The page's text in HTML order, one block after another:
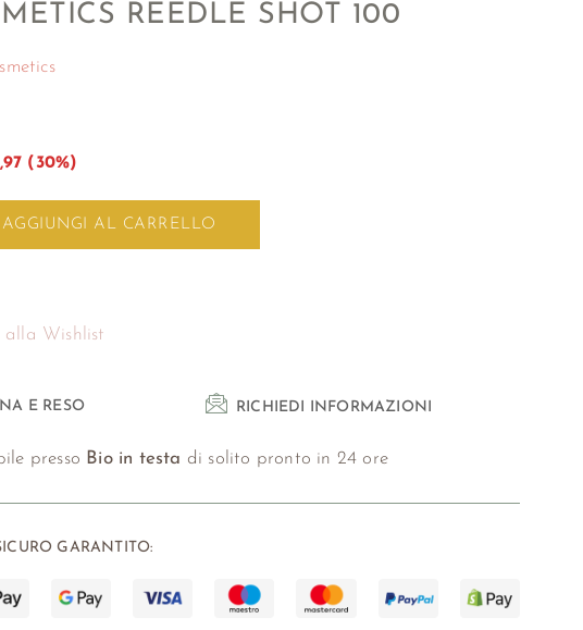
REEDLE SHOT 100
(30%)
AGGIUNGI AL CARRELLO
Wishlist
E RESO RICHIEDI INFORMAZIONI
presso Bio in testa di solito pronto in 24 ore
GARANTITO: